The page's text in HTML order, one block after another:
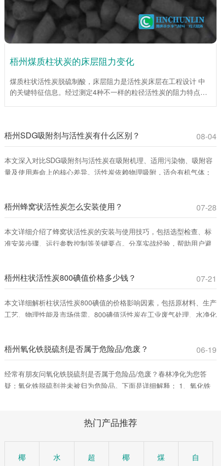
梧州煤质柱状炭的床层阻力变化
煤质柱状活性炭脱硫制酸，床层阻力是活性炭床层在工程设计 中
的关键特征信息。经过测定4种不一样的粒径活性炭的阻力特点，
力较小时对床层平均阻力系数影响很大。活性炭(1mm)床层平均阻
力系数伴随着床层高度的增加而增加，活性炭(4mm、6mm、
10mm)床层平均阻力系数伴随着床层高度的增大而下降。
梧州SDG吸附剂与活性炭有什么区别？ 08-04
本文深入对比SDG吸附剂与活性炭在吸附机理、适用污染物、吸附容
量及使用寿命上的核心差异。活性炭依赖物理吸附，适合有机气体；
梧州蜂窝状活性炭怎么安装使用？ 07-28
本文详细介绍了蜂窝状活性炭的安装与使用技巧，包括选型检查、标
准安装步骤、运行参数控制等关键要点。分享实战经验，帮助用户避
梧州柱状活性炭800碘值价格多少钱？ 07-21
本文详细解析柱状活性炭800碘值的价格影响因素，包括原材料、生产
工艺、物理性能及市场供需。800碘值活性炭在工业废气处理、水净化
梧州氧化铁脱硫剂是否属于危险品/危废？ 06-19
经常有朋友问氧化铁脱硫剂是否属于危险品/危废？春林净化为您答
疑：氧化铁脱硫剂并未被归为危险品。下面是详细解释： 1、氧化铁
含硫化合物化学吸附到脱硫催化剂小孔中，改变其化学组成从而净化
热门产品推荐
椰 水 超 椰 煤 自